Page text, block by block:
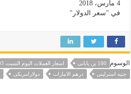
4 مارس، 2018
في "سعر الدولار"
الوسوم 100 ين يابانى اسعار العملات اليوم السبت 03-03-2018
جنيه استرلينى
درهم الامارات دولارامريكى